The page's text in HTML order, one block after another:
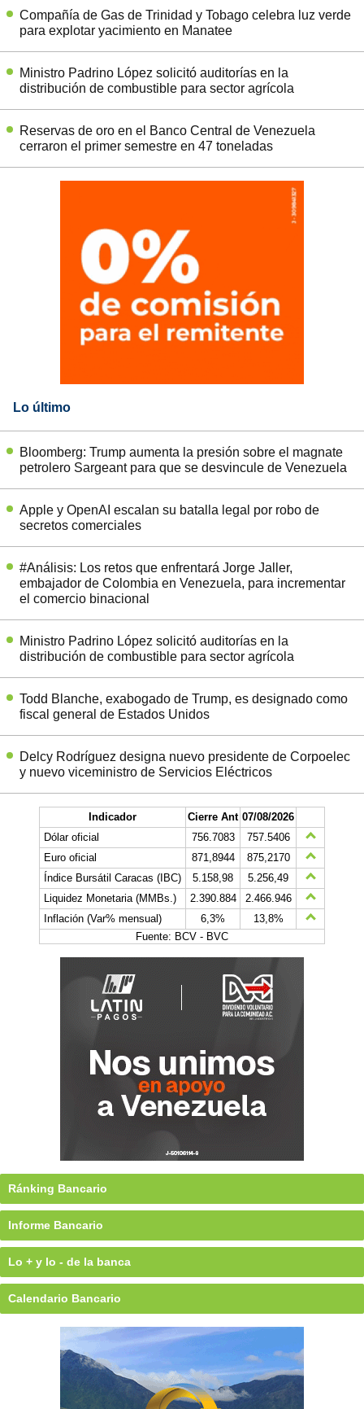
Compañía de Gas de Trinidad y Tobago celebra luz verde
para explotar yacimiento en Manatee
Ministro Padrino López solicitó auditorías en la
distribución de combustible para sector agrícola
Reservas de oro en el Banco Central de Venezuela
cerraron el primer semestre en 47 toneladas
Lo último
Bloomberg: Trump aumenta la presión sobre el magnate
petrolero Sargeant para que se desvincule de Venezuela
Apple y OpenAI escalan su batalla legal por robo de
secretos comerciales
#Análisis: Los retos que enfrentará Jorge Jaller,
embajador de Colombia en Venezuela, para incrementar
el comercio binacional
Ministro Padrino López solicitó auditorías en la
distribución de combustible para sector agrícola
Todd Blanche, exabogado de Trump, es designado como
fiscal general de Estados Unidos
Delcy Rodríguez designa nuevo presidente de Corpoelec
y nuevo viceministro de Servicios Eléctricos
Indicador Cierre Ant 07/08/2026
Dólar oficial
756.7083
757.5406
Euro oficial
871,8944
875,2170
Índice Bursátil Caracas (IBC)
5.158,98
5.256,49
Liquidez Monetaria (MMBs.)
2.390.884
2.466.946
Inflación (Var% mensual)
6,3%
13,8%
Fuente: BCV - BVC
Ránking Bancario
Informe Bancario
Lo + y lo - de la banca
Calendario Bancario